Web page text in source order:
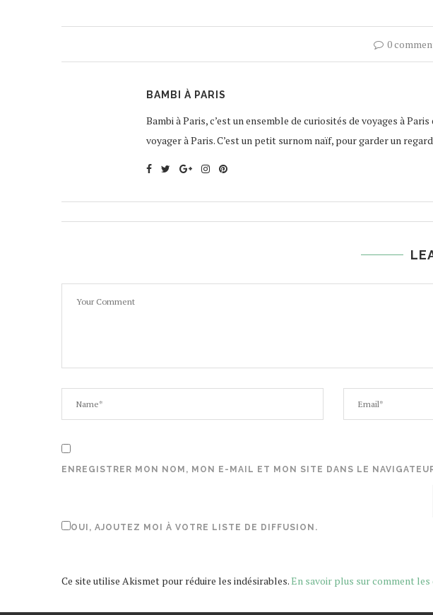
0
BAMBI À PARIS
Bambi à Paris, c’est un ensemble de curiosités de voyages à
voyager à Paris. C’est un petit surnom naïf, pour garder un
ENREGISTRER MON NOM, MON E-MAIL ET MON SITE DANS LE
OUI, AJOUTEZ MOI À VOTRE LISTE DE DIFFUSION.
Ce site utilise Akismet pour réduire les indésirables.En savoir plus sur comment